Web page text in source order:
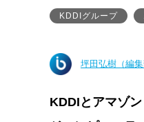
KDDIグループ
坪田弘樹（編集
KDDIとアマゾ